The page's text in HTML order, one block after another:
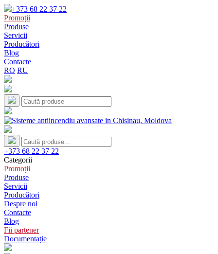
+373 68 22 37 22
Promoții
Produse
Servicii
Producători
Blog
Contacte
RO RU
+373 68 22 37 22
Categorii
Promoții
Produse
Servicii
Producători
Despre noi
Contacte
Blog
Fii partener
Documentație